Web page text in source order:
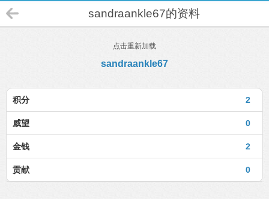
sandraankle67的资料
点击重新加载
sandraankle67
2
积分
0
威望
2
金钱
0
贡献